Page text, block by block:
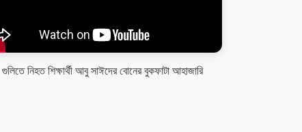
গুলিতে নিহত শিক্ষার্থী আবু সাঈদের বোনের বুকফাটা আহাজারি